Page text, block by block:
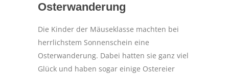
Osterwanderung
Die Kinder der Mäuseklasse machten bei
herrlichstem Sonnenschein eine
Osterwanderung. Dabei hatten sie ganz viel
Glück und haben sogar einige Ostereier